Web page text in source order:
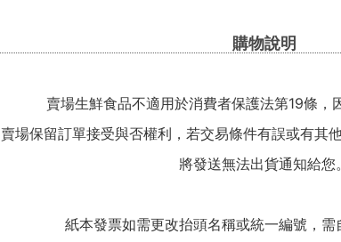
購物說明
賣場生鮮食品不適用於消費者保護法第19條，
賣場保留訂單接受與否權利，若交易條件有誤或有其
將發送無法出貨通知給您。
紙本發票如需更改抬頭名稱或統一編號，需